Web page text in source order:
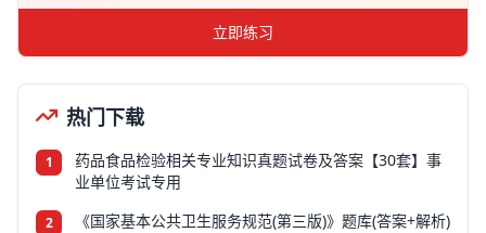
立即练习
热门下载
1
药品食品检验相关专业知识真题试卷及答案【30套】事
业单位考试专用
2 《国家基本公共卫生服务规范(第三版)》题库(答案+解析)